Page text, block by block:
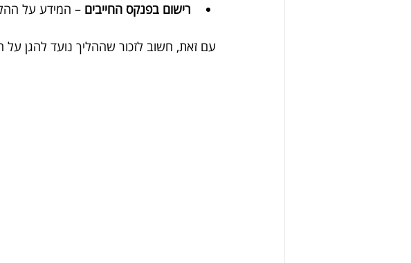
רישום בפנקס החייבים – המידע על
עם זאת, חשוב לזכור שההליך נועד להגן